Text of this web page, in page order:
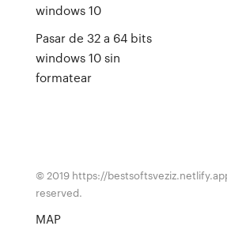
windows 10
Pasar de 32 a 64 bits
windows 10 sin
formatear
© 2019 https://
reserved.
MAP